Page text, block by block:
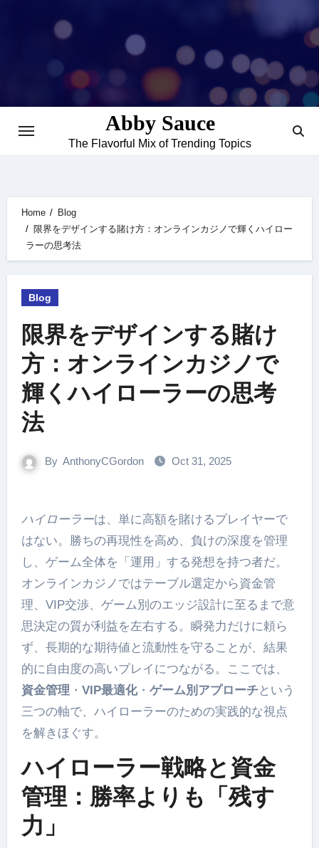
Abby Sauce
The Flavorful Mix of Trending Topics
Home
Blog
限界をデザインする賭け方：オンラインカジノで輝くハイロー
ラーの思考法
Blog
限界をデザインする賭け
方：オンラインカジノで
輝くハイローラーの思考
法
By AnthonyCGordon Oct 31, 2025
ハイローラーは、単に高額を賭けるプレイヤーで
はない。勝ちの再現性を高め、負けの深度を管理
し、ゲーム全体を「運用」する発想を持つ者だ。
オンラインカジノではテーブル選定から資金管
理、VIP交渉、ゲーム別のエッジ設計に至るまで意
思決定の質が利益を左右する。瞬発力だけに頼ら
ず、長期的な期待値と流動性を守ることが、結果
的に自由度の高いプレイにつながる。ここでは、
資金管理 ・ VIP最適化・ ゲーム別アプローチという
三つの軸で、ハイローラーのための実践的な視点
を解きほぐす。
ハイローラー戦略と資金
管理：勝率よりも「残す
力」